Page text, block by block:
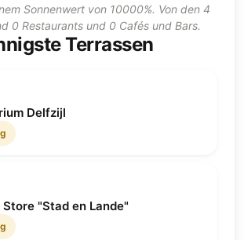
Sonnenwert von 10000%. Von den 4
0 Restaurants und 0 Cafés und Bars.
Terrassen
Delfzijl
"Stad en Lande"